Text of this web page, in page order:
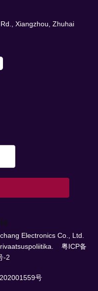
Xiangzhou, Zhuhai
Electronics Co., Ltd.
粤ICP备
-2
号